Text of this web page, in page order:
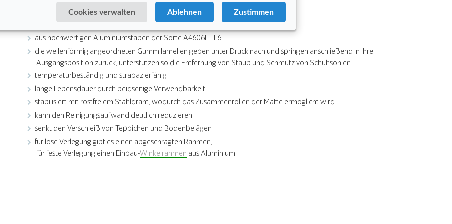
Außenbereich
Die Vorteile auf einen Blick
aus hochwertigen Aluminiumstäben der Sorte A46061-T-1-6
die wellenförmig angeordneten Gummilamellen geben unter Druck nach und springen anschließend in ihre
Ausgangsposition zurück, unterstützen so die Entfernung von Staub und Schmutz von Schuhsohlen
temperaturbeständig und strapazierfähig
lange Lebensdauer durch beidseitige Verwendbarkeit
stabilisiert mit rostfreiem Stahldraht, wodurch das Zusammenrollen der Matte ermöglicht wird
kann den Reinigungsaufwand deutlich reduzieren
senkt den Verschleiß von Teppichen und Bodenbelägen
für lose Verlegung gibt es einen abgeschrägten Rahmen,
für feste Verlegung einen Einbau-Winkelrahmen aus Aluminium
Cookies verwalten Ablehnen Zustimmen